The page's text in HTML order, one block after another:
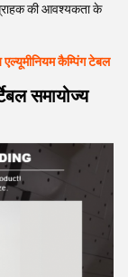
की आवश्यकता के
कैम्पिंग टेबल
समायोज्य